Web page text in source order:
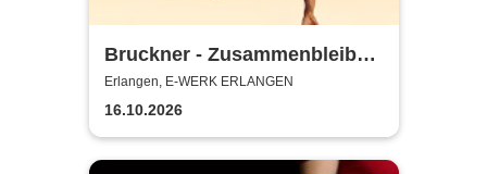
Bruckner - Zusammenbleiben
TOUR - 2026
Erlangen, E-WERK ERLANGEN
16.10.2026